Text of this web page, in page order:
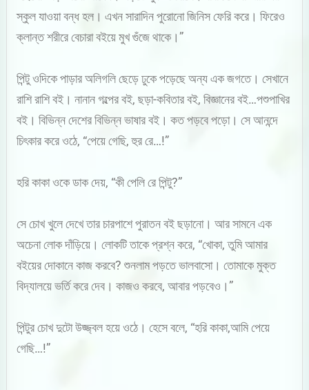
স্কুল যাওয়া বন্ধ হল। এখন সারাদিন পুরোনো জিনিস ফেরি করে। ফিরেও
ক্লান্ত শরীরে বেচারা বইয়ে মুখ গুঁজে থাকে।”
পিন্টু ওদিকে পাড়ার অলিগলি ছেড়ে ঢুকে পড়েছে অন্য এক জগতে। সেখানে
রাশি রাশি বই। নানান গল্পের বই, ছড়া-কবিতার বই, বিজ্ঞানের বই…পশুপাখির
বই। বিভিন্ন দেশের বিভিন্ন ভাষার বই। কত পড়বে পড়ো। সে আনন্দে
চিৎকার করে ওঠে, “পেয়ে গেছি, হুর রে…!”
হরি কাকা ওকে ডাক দেয়, “কী পেলি রে পিন্টু?”
সে চোখ খুলে দেখে তার চারপাশে পুরাতন বই ছড়ানো। আর সামনে এক
অচেনা লোক দাঁড়িয়ে। লোকটি তাকে প্রশ্ন করে, “খোকা, তুমি আমার
বইয়ের দোকানে কাজ করবে? শুনলাম পড়তে ভালবাসো। তোমাকে মুক্ত
বিদ্যালয়ে ভর্তি করে দেব। কাজও করবে, আবার পড়বেও।”
পিন্টুর চোখ দুটো উজ্জ্বল হয়ে ওঠে। হেসে বলে, “হরি কাকা,আমি পেয়ে
গেছি…!”